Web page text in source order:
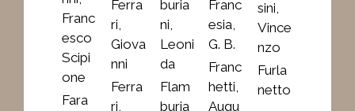
Franc
esco
Scipi
one
Fara
Ferra
ri,
Giova
nni
Ferra
ri,
buria
ni,
Leoni
da
Flam
buria
Franc
esia,
G. B.
Franc
hetti,
Augu
sini,
Vince
nzo
Furla
netto